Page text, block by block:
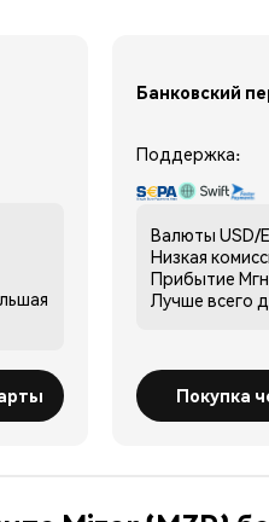
Банковский
Поддержка:
Валюты USD/
Низкая
Прибытие
Лучше всего
Покупка